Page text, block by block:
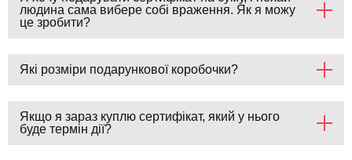
людина сама вибере собі враження. Як я можу
це зробити?
Які розміри подарункової коробочки?
Якщо я зараз куплю сертифікат, який у нього
буде термін дії?